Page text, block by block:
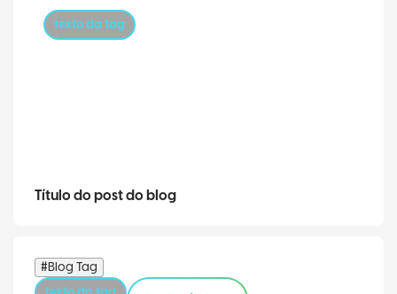
texto da tag
Título do post do blog
#Blog Tag